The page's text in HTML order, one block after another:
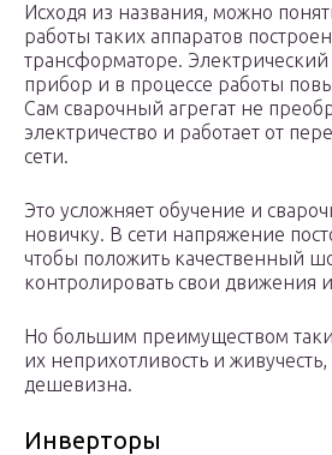
Исходя из названия, можно
работы таких аппаратов
трансформаторе. Электрический
прибор и в процессе работы
Сам сварочный агрегат не
электричество и работает от
сети.
Это усложняет обучение и
новичку. В сети напряжение
чтобы положить качественный
контролировать свои движения и
Но большим преимуществом
их неприхотливость и живучесть,
дешевизна.
Инверторы